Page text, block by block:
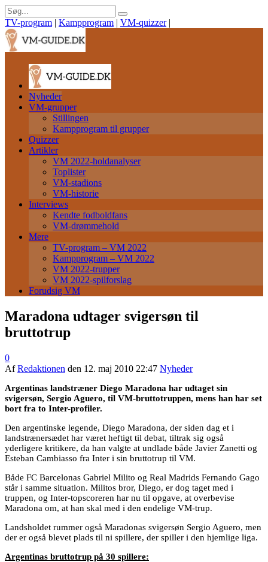
TV-program | Kampprogram | VM-quizzer |
Nyheder
VM-grupper
Stillingen
Kampprogram til grupper
Quizzer
Artikler
VM 2022-holdanalyser
Toplister
VM-stadions
VM-historie
Interviews
Kendte fodboldfans
VM-drømmehold
Mere
TV-program – VM 2022
Kampprogram – VM 2022
VM 2022-trupper
VM 2022-spilforslag
Forudsig VM
Maradona udtager svigersøn til
bruttotrup
0
AfRedaktionen den 12. maj 2010 22:47 Nyheder
Argentinas landstræner Diego Maradona har udtaget sin
svigersøn, Sergio Aguero, til VM-bruttotruppen, mens han har set
bort fra to Inter-profiler.
Den argentinske legende, Diego Maradona, der siden dag et i
landstrænersædet har været heftigt til debat, tiltrak sig også
yderligere kritikere, da han valgte at undlade både Javier Zanetti og
Esteban Cambiasso fra Inter i sin bruttotrup til VM.
Både FC Barcelonas Gabriel Milito og Real Madrids Fernando Gago
står i samme situation. Militos bror, Diego, er dog taget med i
truppen, og Inter-topscoreren har nu til opgave, at overbevise
Maradona om, at han skal med i den endelige VM-trup.
Landsholdet rummer også Maradonas svigersøn Sergio Aguero, men
der er også blevet plads til ni spillere, der spiller i den hjemlige liga.
Argentinas bruttotrup på 30 spillere: